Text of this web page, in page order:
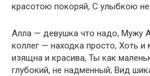
красотою покоряй, С улыбкою не
Алла — девушка что надо, Мужу
коллег — находка просто, Хоть и
изящна и красива, Ты как
глубокий, не надменный; Вид